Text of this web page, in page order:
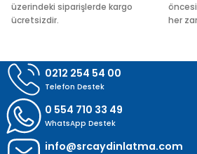
üzerindeki siparişlerde kargo
ücretsizdir.
her
0212 254 54 00
Telefon Destek
0 554 710 33 49
WhatsApp Destek
info@srcaydinlatma.com